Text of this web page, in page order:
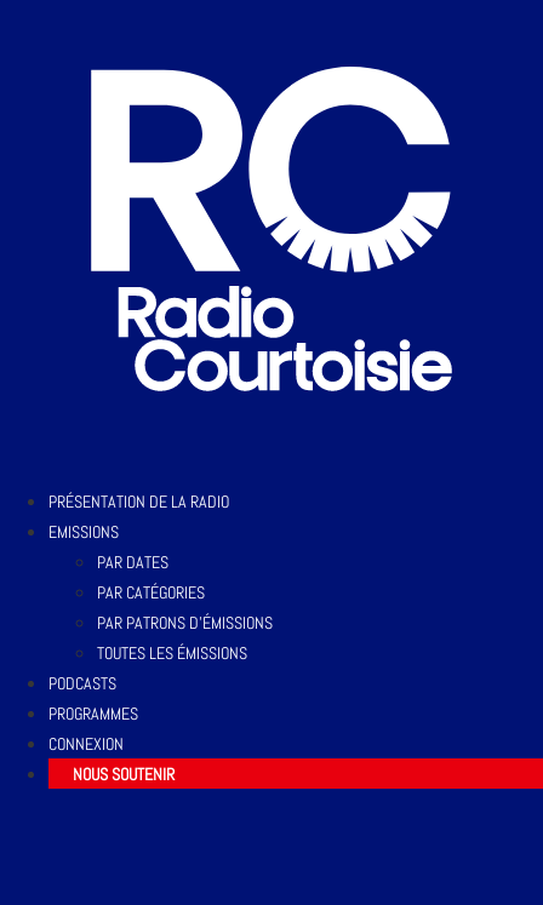
PRÉSENTATION DE LA RADIO
EMISSIONS
PAR DATES
PAR CATÉGORIES
PAR PATRONS D’ÉMISSIONS
TOUTES LES ÉMISSIONS
PODCASTS
PROGRAMMES
CONNEXION
NOUS SOUTENIR